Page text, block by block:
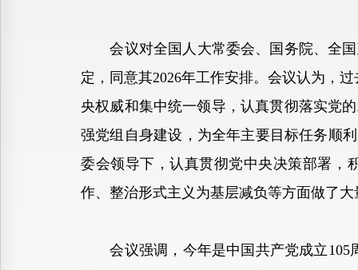
会议对全国人大常委会、国务院、全国
定，同意其2026年工作安排。会议认为，
央权威和集中统一领导，认真贯彻落实党
强党组自身建设，为全年主要目标任务顺
委会领导下，认真贯彻党中央决策部署，
作、整治形式主义为基层减负等方面做了大
会议强调，今年是中国共产党成立105